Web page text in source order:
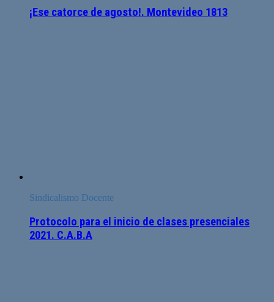
¡Ese catorce de agosto!. Montevideo 1813
Sindicalismo Docente
Protocolo para el inicio de clases presenciales
2021. C.A.B.A